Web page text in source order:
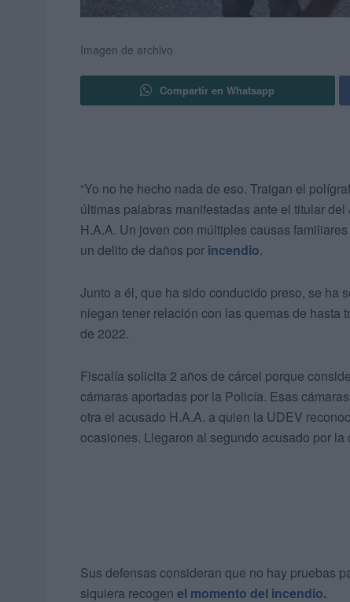
Imagen de archivo
Compartir en Whatsapp
“Yo no he hecho nada de eso. Traigan el
últimas palabras manifestadas ante el titular del
H.A.A. Un joven con múltiples causas
un delito de daños por incendio.
Junto a él, que ha sido conducido preso, se ha
niegan tener relación con las quemas de hasta
de 2022.
Fiscalía solicita 2 años de cárcel porque
cámaras aportadas por la Policía. Esas cámaras
otra el acusado H.A.A. a quien la UDEV
ocasiones. Llegaron al segundo acusado por la
Sus defensas consideran que no hay pruebas
siquiera recogen el momento del incendio.